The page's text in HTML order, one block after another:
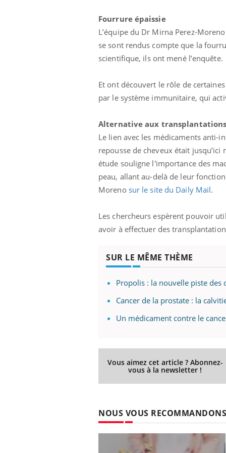
Fourrure épaissie
L’équipe du Dr Mirna Perez-
se sont rendus compte que la
scientifique, ils ont mené l’enquête.
Et ont découvert le rôle de
par le système immunitaire, qui
Alternative aux transplantations
Le lien avec les médicaments anti-
repousse de cheveux était
étude souligne l'importance des
peau, allant au-delà de leur
Moreno sur le site du Daily Mail.
Les chercheurs espèrent pouvoir
avoir à effectuer des
SUR LE MÊME THÈME
Propolis : la nouvelle piste des
Cancer de la prostate : la
Un médicament contre le
Vous aimez cet article ? Abonnez-
vous à la newsletter !
NOUS VOUS RECOMMANDONS
Carence en fer : comprendre pour
Youtube
Fatigue, irritabilité, brouillard mental ou
même alopécie… Les symptômes de la
En